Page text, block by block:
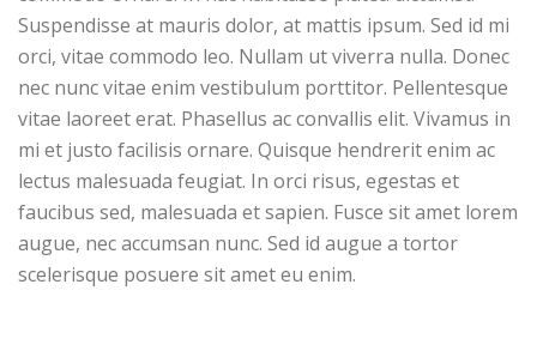
Suspendisse at mauris dolor, at mattis ipsum. Sed id mi
orci, vitae commodo leo. Nullam ut viverra nulla. Donec
nec nunc vitae enim vestibulum porttitor. Pellentesque
vitae laoreet erat. Phasellus ac convallis elit. Vivamus in
mi et justo facilisis ornare. Quisque hendrerit enim ac
lectus malesuada feugiat. In orci risus, egestas et
faucibus sed, malesuada et sapien. Fusce sit amet lorem
augue, nec accumsan nunc. Sed id augue a tortor
scelerisque posuere sit amet eu enim.